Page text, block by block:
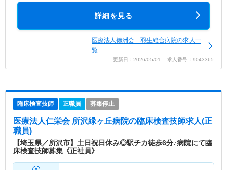
詳細を見る
医療法人徳洲会 羽生総合病院の求人一
覧
更新日：2026/05/01 求人番号：9043365
臨床検査技師 正職員 募集停止
医療法人仁栄会 所沢緑ヶ丘病院の臨床検査技師求人(正
職員)
【埼玉県／所沢市】土日祝日休み◎駅チカ徒歩6分♪病院にて臨
床検査技師募集《正社員》